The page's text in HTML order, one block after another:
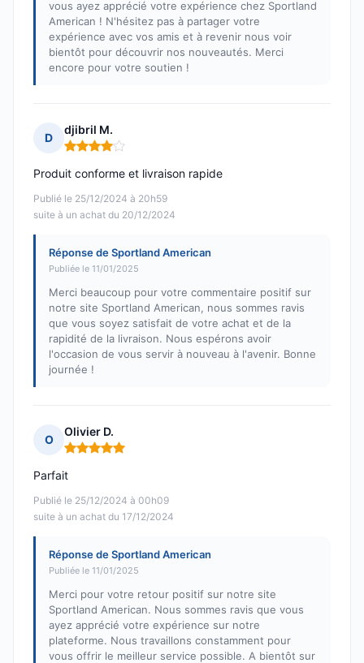
vous ayez apprécié votre expérience chez Sportland
American ! N'hésitez pas à partager votre
expérience avec vos amis et à revenir nous voir
bientôt pour découvrir nos nouveautés. Merci
encore pour votre soutien !
D
djibril M.
Note : 4 sur 5
Publié le 25/12/2024 à 20h59
suite à un achat du 20/12/2024
Produit conforme et livraison rapide
Réponse de Sportland American
Publiée le 11/01/2025
Merci beaucoup pour votre commentaire positif sur
notre site Sportland American, nous sommes ravis
que vous soyez satisfait de votre achat et de la
rapidité de la livraison. Nous espérons avoir
l'occasion de vous servir à nouveau à l'avenir. Bonne
journée !
O
Olivier D.
Note : 5 sur 5
Publié le 25/12/2024 à 00h09
suite à un achat du 17/12/2024
Parfait
Réponse de Sportland American
Publiée le 11/01/2025
Merci pour votre retour positif sur notre site
Sportland American. Nous sommes ravis que vous
ayez apprécié votre expérience sur notre
plateforme. Nous travaillons constamment pour
vous offrir le meilleur service possible. A bientôt sur